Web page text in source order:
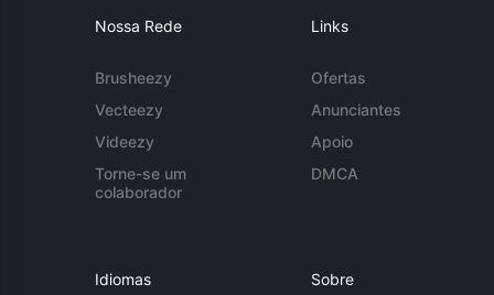
Nossa Rede
Brusheezy
Vecteezy
Videezy
Torne-se um
colaborador
Links
Ofertas
Anunciantes
Apoio
DMCA
Idiomas Sobre